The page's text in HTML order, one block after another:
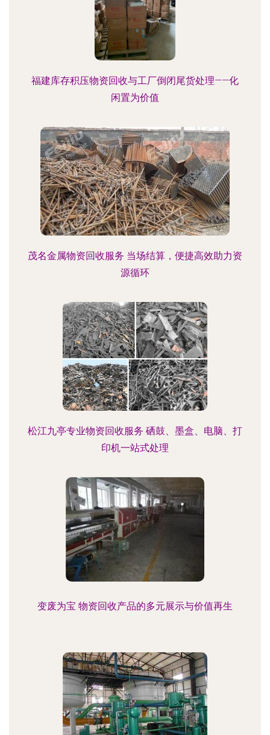
福建库存积压物资回收与工厂倒闭尾货处理——化
闲置为价值
茂名金属物资回收服务 当场结算，便捷高效助力资
源循环
松江九亭专业物资回收服务 硒鼓、墨盒、电脑、打
印机一站式处理
变废为宝 物资回收产品的多元展示与价值再生